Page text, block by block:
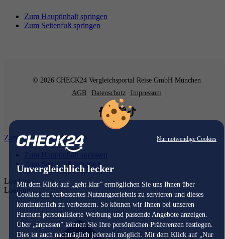
Nur notwendige Cookies
Unvergleichlich lecker
Mit dem Klick auf „geht klar” ermöglichen Sie uns Ihnen über
Cookies ein verbessertes Nutzungserlebnis zu servieren und dieses
kontinuierlich zu verbessern. So können wir Ihnen bei unseren
Partnern personalisierte Werbung und passende Angebote anzeigen.
Über „anpassen” können Sie Ihre persönlichen Präferenzen festlegen.
Dies ist auch nachträglich jederzeit möglich. Mit dem Klick auf „Nur
Zum Hauptinhalt springen
Zum Seitenfuß springen
© 2026 CHECK24 Vergleichsportal Reise GmbH München
AGB
Datenschutz Impressum
Zum Hauptinhalt springen
Zum Hauptinhalt springen
Zum Seitenfuß springen
Loading...
Loading...